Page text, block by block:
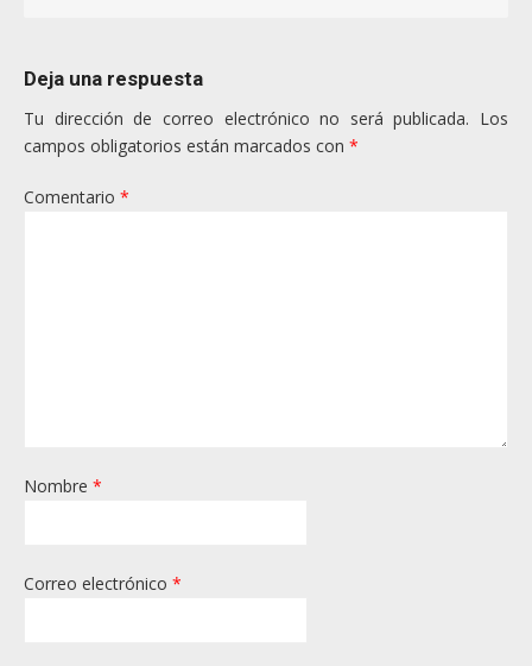
Deja una respuesta
Tu dirección de correo electrónico no será publicada. Los
campos obligatorios están marcados con *
Comentario *
Nombre *
Correo electrónico *